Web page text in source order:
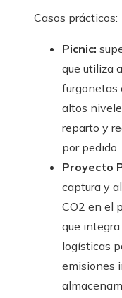
Casos prácticos:
Picnic:
que utiliza
furgonetas
altos
reparto y
por pedido.
Proyecto
captura y
CO2 en el
que
logísticas
emisiones